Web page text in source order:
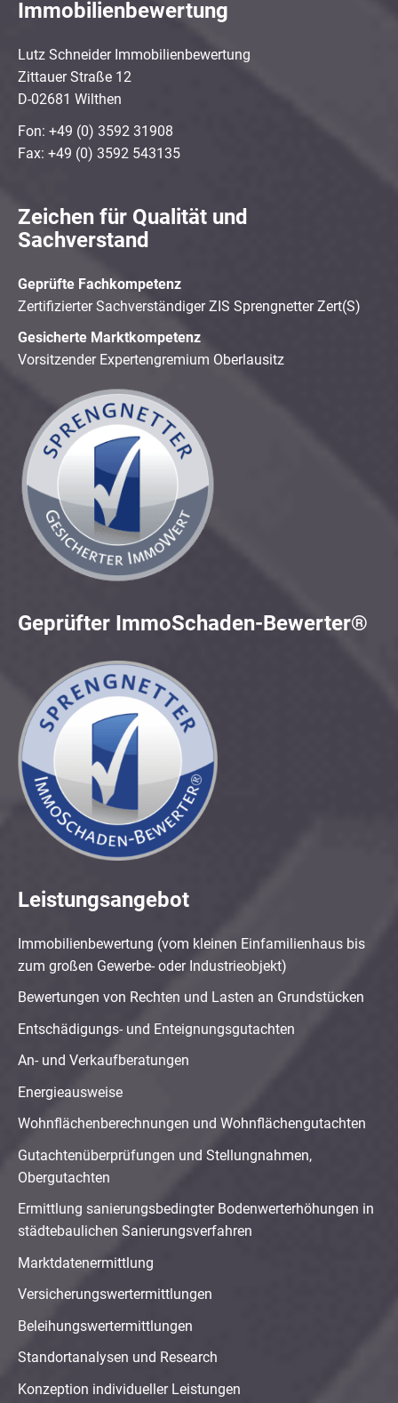
Immobilienbewertung
Lutz Schneider Immobilienbewertung
Zittauer Straße 12
D-02681 Wilthen
Fon: +49 (0) 3592 31908
Fax: +49 (0) 3592 543135
Zeichen für Qualität und
Sachverstand
Geprüfte Fachkompetenz
Zertifizierter Sachverständiger ZIS Sprengnetter Zert(S)
Gesicherte Marktkompetenz
Vorsitzender Expertengremium Oberlausitz
Geprüfter ImmoSchaden-Bewerter®
Leistungsangebot
Immobilienbewertung (vom kleinen Einfamilienhaus bis
zum großen Gewerbe- oder Industrieobjekt)
Bewertungen von Rechten und Lasten an Grundstücken
Entschädigungs- und Enteignungsgutachten
An- und Verkaufberatungen
Energieausweise
Wohnflächenberechnungen und Wohnflächengutachten
Gutachtenüberprüfungen und Stellungnahmen,
Obergutachten
Ermittlung sanierungsbedingter Bodenwerterhöhungen in
städtebaulichen Sanierungsverfahren
Marktdatenermittlung
Versicherungswertermittlungen
Beleihungswertermittlungen
Standortanalysen und Research
Konzeption individueller Leistungen